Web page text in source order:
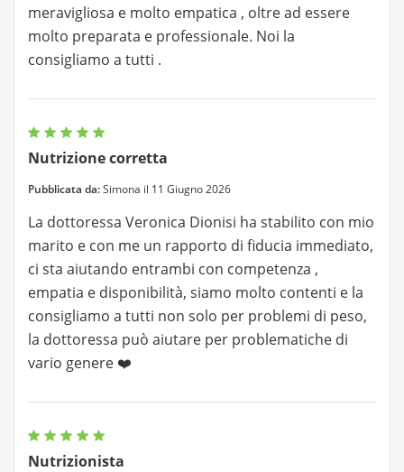
meravigliosa e molto empatica , oltre ad essere
molto preparata e professionale. Noi la
consigliamo a tutti .
Nutrizione corretta
Pubblicata da:Simona il 11 Giugno 2026
La dottoressa Veronica Dionisi ha stabilito con mio
marito e con me un rapporto di fiducia immediato,
ci sta aiutando entrambi con competenza ,
empatia e disponibilità, siamo molto contenti e la
consigliamo a tutti non solo per problemi di peso,
la dottoressa può aiutare per problematiche di
vario genere ❤️
Nutrizionista